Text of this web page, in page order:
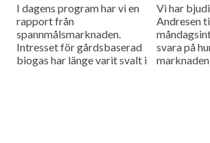
I dagens program har vi en
rapport från
spannmålsmarknaden.
Intresset för gårdsbaserad
biogas har länge varit svalt i
Vi har
Andresen
svara på